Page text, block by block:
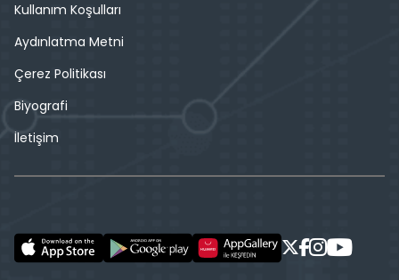
Kullanım Koşulları
Aydınlatma Metni
Çerez Politikası
Biyografi
İletişim